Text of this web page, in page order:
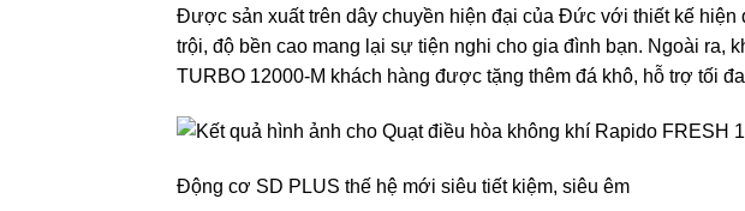
Được sản xuất trên dây chuyền hiện đại của Đức với thiết kế
trội, độ bền cao mang lại sự tiện nghi cho gia đình bạn. Ngoài ra,
TURBO 12000-M khách hàng được tặng thêm đá khô, hỗ trợ tối
Động cơ SD PLUS thế hệ mới siêu tiết kiệm, siêu êm